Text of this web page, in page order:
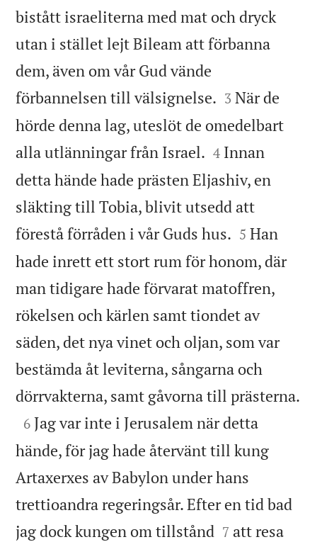
bistått israeliterna med mat och dryck
utan i stället lejt Bileam att förbanna
dem, även om vår Gud vände
förbannelsen till välsignelse. 

3 När de
hörde denna lag, uteslöt de omedelbart
alla utlänningar från Israel. 

4 Innan
detta hände hade prästen Eljashiv, en
släkting till Tobia, blivit utsedd att
förestå förråden i vår Guds hus. 

5 Han
hade inrett ett stort rum för honom, där
man tidigare hade förvarat matoffren,
rökelsen och kärlen samt tiondet av
säden, det nya vinet och oljan, som var
bestämda åt leviterna, sångarna och
dörrvakterna, samt gåvorna till prästerna.

6 Jag var inte i Jerusalem när detta
hände, för jag hade återvänt till kung
Artaxerxes av Babylon under hans
trettioandra regeringsår. Efter en tid bad
jag dock kungen om tillstånd 

7 att resa